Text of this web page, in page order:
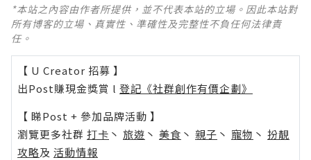
*本站之內容由作者所提供，並不代表本站的立場。因此本站對
所有博客的立場、真實性、準確性及完整性不負任何法律責
任。
【 U Creator 招募 】
出Post賺現金獎賞 l 登記《社群創作有價企劃》
【 睇Post + 參加品牌活動 】
瀏覽更多社群 打卡 丶 旅遊 丶 美食 丶 親子 丶 寵物 丶 扮靚
攻略及 活動情報